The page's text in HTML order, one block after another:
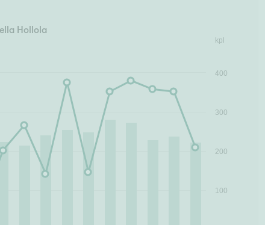
kpl
Hollola
100
200
300
400